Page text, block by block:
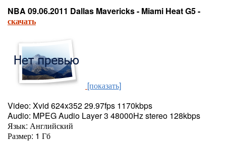
NBA 09.06.2011 Dallas Mavericks - Miami Heat G5 -
скачать
[показать]
Video: Xvid 624x352 29.97fps 1170kbps
Audio: MPEG Audio Layer 3 48000Hz stereo 128kbps
Язык: Английский
Размер: 1 Гб